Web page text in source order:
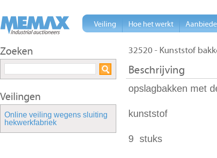
32520 - Kunststof
Beschrijving
opslagbakken met
kunststof
9 stuks
Zoeken
Veilingen
Online veiling wegens sluiting
hekwerkfabriek
Veiling Hoe het werkt